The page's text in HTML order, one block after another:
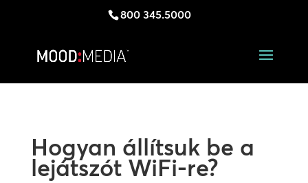
800 345.5000
Hogyan állítsuk be a
lejátszót WiFi-re?